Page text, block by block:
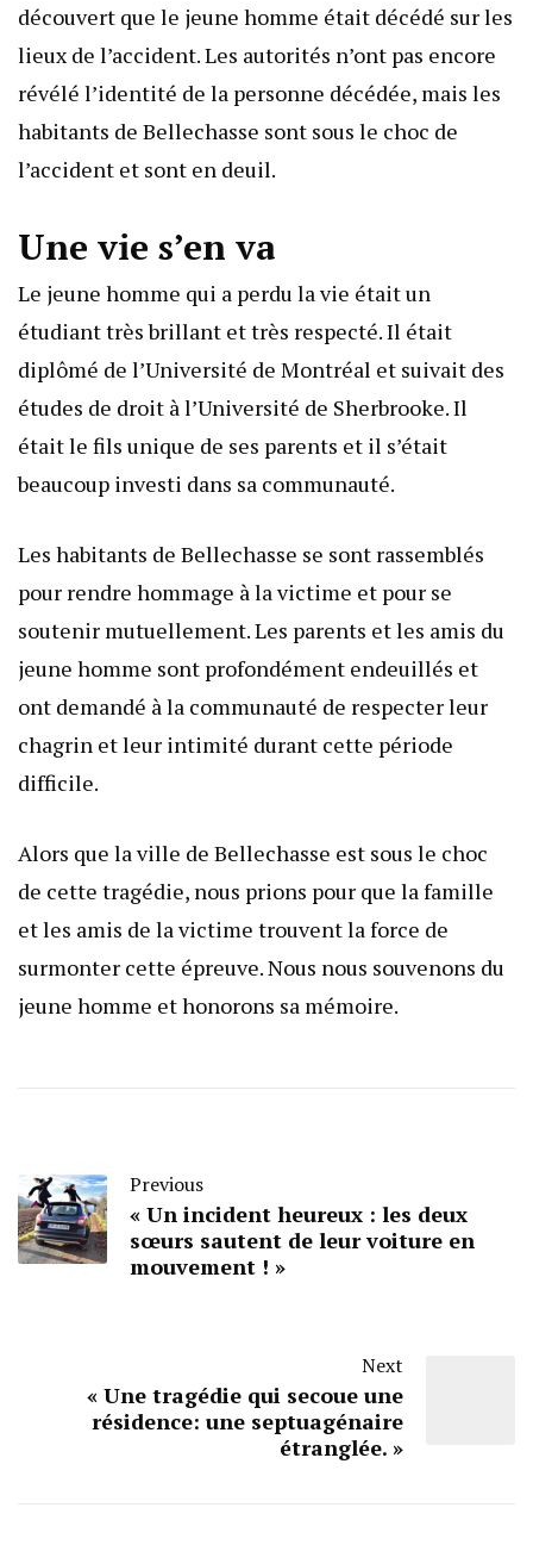
découvert que le jeune homme était décédé sur les
lieux de l’accident. Les autorités n’ont pas encore
révélé l’identité de la personne décédée, mais les
habitants de Bellechasse sont sous le choc de
l’accident et sont en deuil.
Une vie s’en va
Le jeune homme qui a perdu la vie était un
étudiant très brillant et très respecté. Il était
diplômé de l’Université de Montréal et suivait des
études de droit à l’Université de Sherbrooke. Il
était le fils unique de ses parents et il s’était
beaucoup investi dans sa communauté.
Les habitants de Bellechasse se sont rassemblés
pour rendre hommage à la victime et pour se
soutenir mutuellement. Les parents et les amis du
jeune homme sont profondément endeuillés et
ont demandé à la communauté de respecter leur
chagrin et leur intimité durant cette période
difficile.
Alors que la ville de Bellechasse est sous le choc
de cette tragédie, nous prions pour que la famille
et les amis de la victime trouvent la force de
surmonter cette épreuve. Nous nous souvenons du
jeune homme et honorons sa mémoire.
Previous
« Un incident heureux : les deux
sœurs sautent de leur voiture en
mouvement ! »
Next
« Une tragédie qui secoue une
résidence: une septuagénaire
étranglée. »